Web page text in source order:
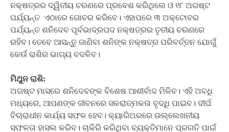
ନକ୍ଷତ୍ରର ଦ୍ୱିତୀୟ ଚରଣରେ ପ୍ରବେଶ କରିଥିଲେ ଓ ୧୮ ଅଗଷ୍ଟ
ପର୍ଯ୍ୟନ୍ତ ଏଠାରେ ଗୋଚର କରିବେ। ଏହାପରେ ୩ ଅକ୍ଟୋବର
ପର୍ଯ୍ୟନ୍ତ ଶନିଦେବ ପୂର୍ବଭାଦ୍ରପଦ ନକ୍ଷତ୍ରର ତୃତୀୟ ଚରଣରେ
ରହିବ। ତେବେ ଆସନ୍ତୁ ଜାଣିବା ଶନିଙ୍କ ନକ୍ଷତ୍ର ପରିବର୍ତ୍ତନ ଯୋଗୁଁ
କେଉଁ ରାଶିର ଭାଗ୍ୟ ବଦଳିବ।
ମିଥୁନ ରାଶି:
ଅଗଷ୍ଟ ମାସରେ ଶନିଦେବଙ୍କ ବିଶେଷ ଆଶୀର୍ବାଦ ମିଳିବ। ଏହି ଅବଧି
ମଧ୍ୟରେ, ଆପଣଙ୍କ ଜୀବନରେ ସକରାତ୍ମକତା ବୃଦ୍ଧି ପାଇବ। ଦୀର୍ଘ
ବିଚାରାଧୀନ କାର୍ଯ୍ୟ ସଫଳ ହେବ। କ୍ୟାରିଅରରେ ଉଲ୍ଲେଖନୀୟ
ସଫଳତା ହାସଲ କରିବ। ଚାକିରି କରିଥିବା ବ୍ୟକ୍ତିମାନେ ପ୍ରଗତି ପାଇଁ